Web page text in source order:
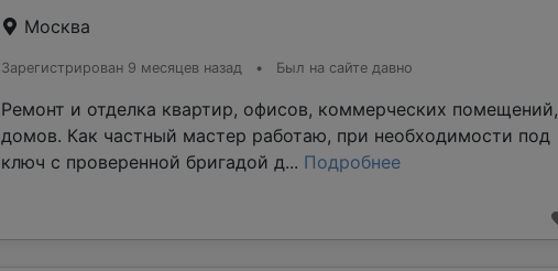
Москва
Зарегистрирован 9 месяцев назад • Был на сайте давно
Ремонт и отделка квартир, офисов, коммерческих помещений,
домов. Как частный мастер работаю, при необходимости под
ключ с проверенной бригадой д... Подробнее